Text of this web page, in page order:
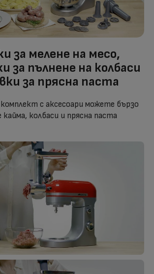
за мелене на месо,
за пълнене на колбаси
за прясна паста
с аксесоари можете бързо
колбаси и прясна паста